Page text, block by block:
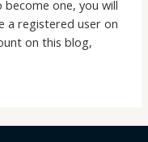
one, you will
a registered user on
on this blog,